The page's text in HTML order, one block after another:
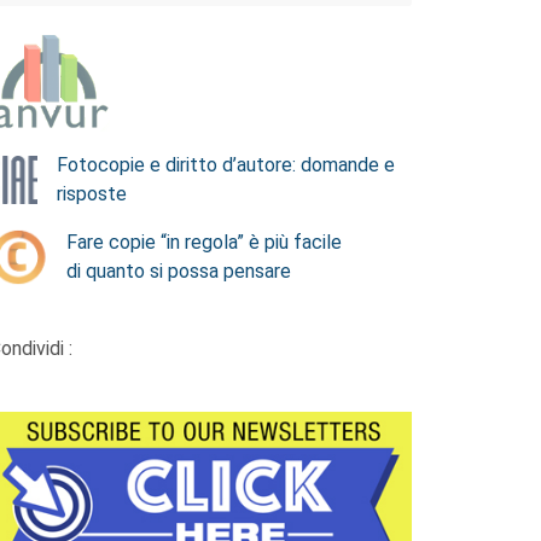
Fotocopie e diritto d’autore: domande e
risposte
Fare copie “in regola” è più facile
di quanto si possa pensare
: